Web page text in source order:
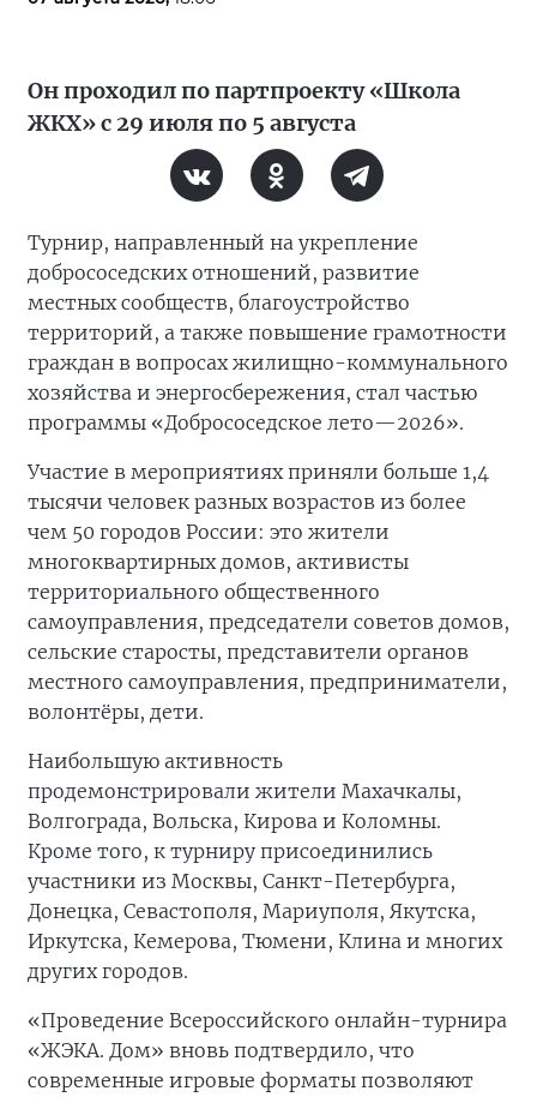
Он проходил по партпроекту «Школа
ЖКХ» с 29 июля по 5 августа
Турнир, направленный на укрепление
добрососедских отношений, развитие
местных сообществ, благоустройство
территорий, а также повышение грамотности
граждан в вопросах жилищно-коммунального
хозяйства и энергосбережения, стал частью
программы «Добрососедское лето—2026».
Участие в мероприятиях приняли больше 1,4
тысячи человек разных возрастов из более
чем 50 городов России: это жители
многоквартирных домов, активисты
территориального общественного
самоуправления, председатели советов домов,
сельские старосты, представители органов
местного самоуправления, предприниматели,
волонтёры, дети.
Наибольшую активность
продемонстрировали жители Махачкалы,
Волгограда, Вольска, Кирова и Коломны.
Кроме того, к турниру присоединились
участники из Москвы, Санкт-Петербурга,
Донецка, Севастополя, Мариуполя, Якутска,
Иркутска, Кемерова, Тюмени, Клина и многих
других городов.
«Проведение Всероссийского онлайн-турнира
«ЖЭКА. Дом» вновь подтвердило, что
современные игровые форматы позволяют